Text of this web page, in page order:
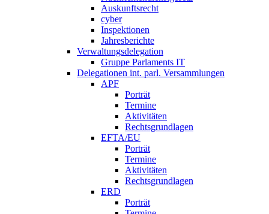
Auskunftsrecht
cyber
Inspektionen
Jahresberichte
Verwaltungsdelegation
Gruppe Parlaments IT
Delegationen int. parl. Versammlungen
APF
Porträt
Termine
Aktivitäten
Rechtsgrundlagen
EFTA/EU
Porträt
Termine
Aktivitäten
Rechtsgrundlagen
ERD
Porträt